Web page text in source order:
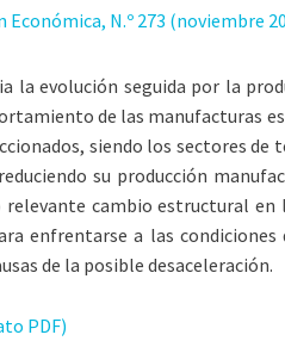
N.º 273 (noviembre
la evolución seguida por la
de las manufacturas
siendo los sectores
su producción
cambio estructural en
enfrentarse a las
de la posible desaceleración.
PDF)